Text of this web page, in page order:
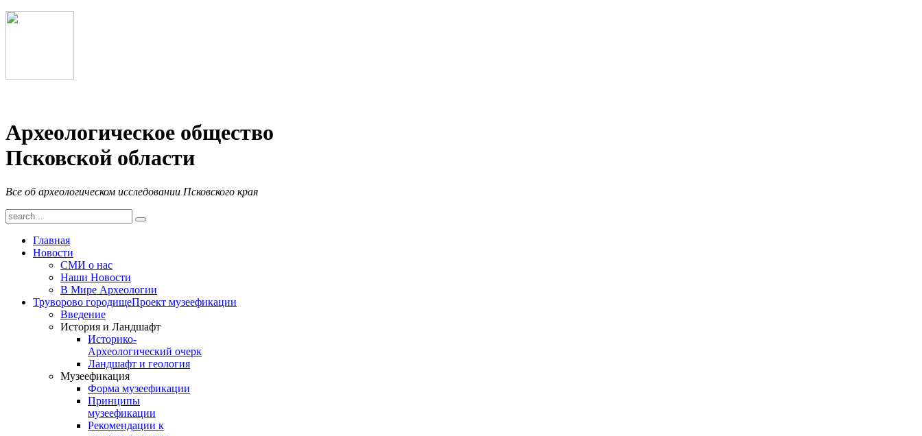
Археологическое общество
Псковской области
Все об археологическом исследовании Псковского края
Главная
Новости
СМИ о нас
Наши Новости
В Мире Археологии
Труворово городищеПроект музеефикации
Введение
История и Ландшафт
Историко-
Археологический очерк
Ландшафт и геология
Музеефикация
Форма музеефикации
Принципы
музеефикации
Рекомендации к